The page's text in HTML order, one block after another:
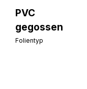
PVC
gegossen
Folientyp